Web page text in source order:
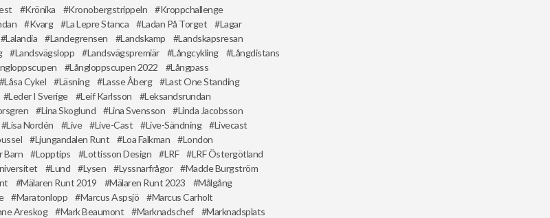
Krönika Kronobergstrippeln
Kroppchallenge
Kvarg La Lepre Stanca Ladan På Torget
Lagar
Lalandia Landegrensen Landskamp
Landskapsresan
Landsvägslopp Landsvägspremiär Långcykling
Långdistans
Långloppscupen 2022
Långpass
Låsa Cykel Läsning Lasse Åberg
Last One Standing
Leder I Sverige Leif Karlsson
Leksandsrundan
Lina Skoglund Lina Svensson
Linda Jacobsson
Lisa Nordén Live Live-Cast Live-Sändning
Livecast
Ljungandalen Runt Loa Falkman
London
Barn Lopptips Lottisson Design LRF
LRF Östergötland
Lund Lysen Lyssnarfrågor
Madde Burgström
Mälaren Runt 2019 Mälaren Runt 2023
Målgång
Maratonlopp Marcus Aspsjö
Marcus Carholt
Areskog Mark Beaumont Marknadschef
Marknadsplats